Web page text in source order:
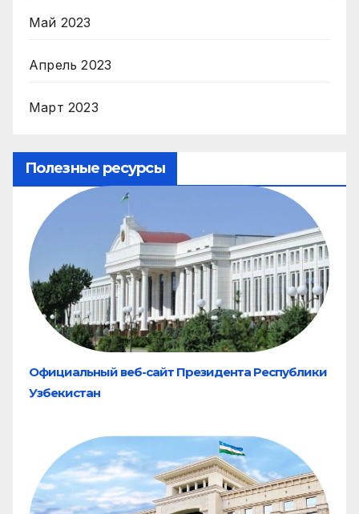
Май 2023
Апрель 2023
Март 2023
Полезные ресурсы
Официальный веб-сайт Президента Республики
Узбекистан